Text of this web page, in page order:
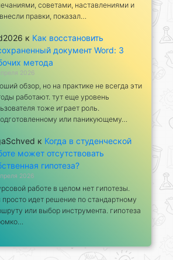
советами, наставлениями и
правки, показал…
к Как восстановить
документ Word: 3
метода
2026
обзор, но на практике не всегда эти
работают. тут еще уровень
тоже играет роль.
или паникующему…
к Когда в студенческой
может отсутствовать
гипотеза?
2026
работе в целом нет гипотезы.
просто идет решение по стандартному
или выбор инструмента. гипотеза